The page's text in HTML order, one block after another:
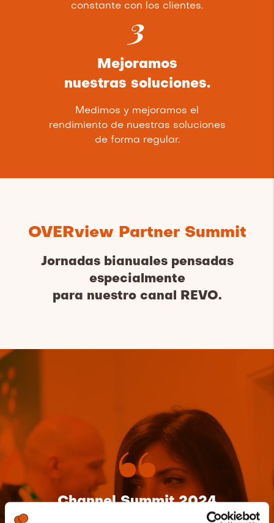
constante con los clientes.
3
Mejoramos
nuestras soluciones.
Medimos y mejoramos el
rendimiento de nuestras soluciones
de forma regular.
OVERview Partner Summit
Jornadas bianuales pensadas
especialmente
para nuestro canal REVO.
Channel Summit 2024